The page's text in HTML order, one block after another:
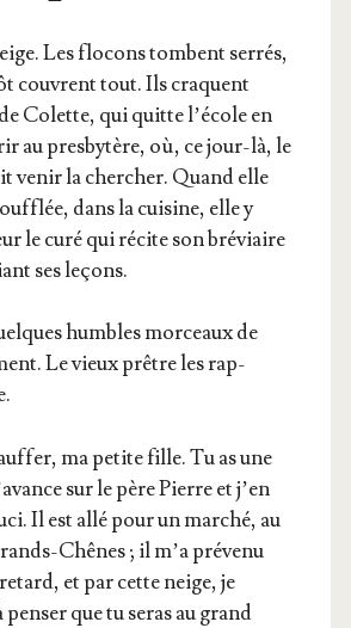
Les flo­cons tombent ser­rés,
couvrent tout. Ils craquent
Colette, qui quitte l’école en
au pres­by­tère, où, ce jour-là, le
venir la cher­cher. Quand elle
dans la cui­sine, elle y
le curé qui récite son bré­viaire
ses leçons.
humbles mor­ceaux de
Le vieux prêtre les rap­
ma petite fille. Tu as une
sur le père Pierre et j’en
Il est allé pour un mar­ché, au
Chênes ; il m’a pré­ve­nu
et par cette neige, je
pen­ser que tu seras au grand